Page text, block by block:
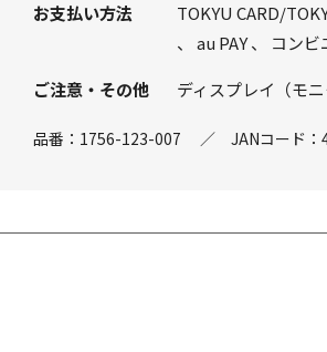
お支払い方法
TOKYU CARD/
、 au PAY、 コンビ
ご注意・その他
ディスプレイ（モ
品番： 1756-123-007 ／ JANコード：